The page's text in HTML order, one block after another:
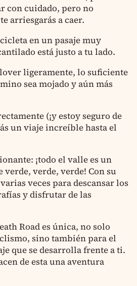
con cuidado, pero no
arriesgarás a caer.
en un pasaje muy
está justo a tu lado.
ligeramente, lo suficiente
sea mojado y aún más
(¡y estoy seguro de
un viaje increíble hasta el
¡todo el valle es un
verde, verde! Con su
veces para descansar los
y disfrutar de las
Road es única, no solo
sino también para el
que se desarrolla frente a ti.
de esta una aventura